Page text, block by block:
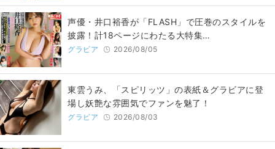
声優・井口裕香が「FLASH」で圧巻のスタイルを
披露！計18ページにわたる大特集…
グラビア 2026/08/05
東雲うみ、「スピリッツ」の表紙＆グラビアに登
場し妖艶な雰囲気でファンを魅了！
グラビア 2026/08/03